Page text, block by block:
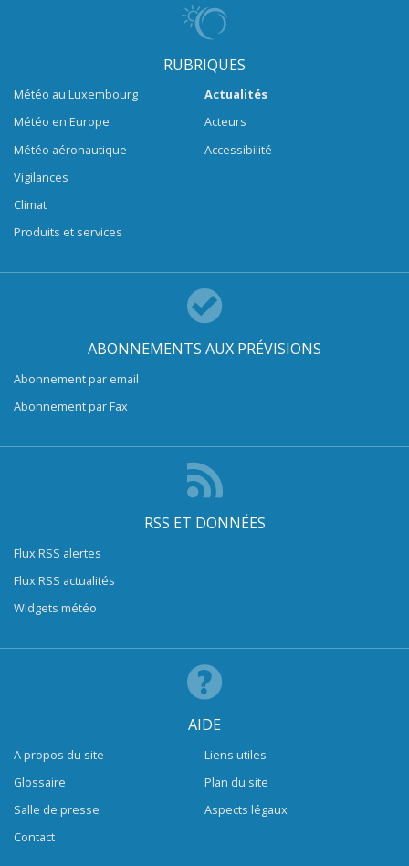
RUBRIQUES
Météo au Luxembourg
Météo en Europe
Météo aéronautique
Vigilances
Climat
Produits et services
Actualités
Acteurs
Accessibilité
ABONNEMENTS AUX PRÉVISIONS
Abonnement par email
Abonnement par Fax
RSS ET DONNÉES
Flux RSS alertes
Flux RSS actualités
Widgets météo
AIDE
A propos du site
Glossaire
Salle de presse
Contact
Liens utiles
Plan du site
Aspects légaux